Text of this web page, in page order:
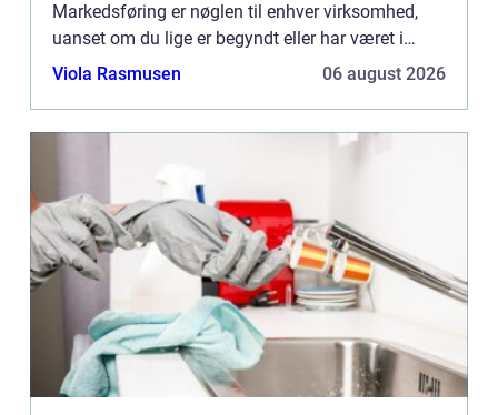
Markedsføring er nøglen til enhver virksomhed,
uanset om du lige er begyndt eller har været i
gang i årevis. Men hvor skal du mon starte? Hvis
Viola Rasmusen 06 august 2026